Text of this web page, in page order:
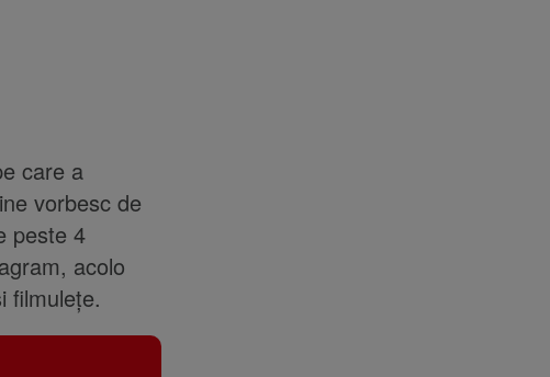
care a
vorbesc de
peste 4
acolo
filmulețe.